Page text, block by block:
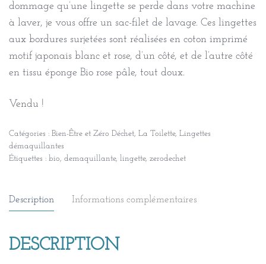
dommage qu’une lingette se perde dans votre machine
à laver, je vous offre un sac-filet de lavage. Ces lingettes
aux bordures surjetées sont réalisées en coton imprimé
motif japonais blanc et rose, d’un côté, et de l’autre côté
en tissu éponge Bio rose pâle, tout doux.
Vendu !
Catégories : Bien-Être et Zéro Déchet, La Toilette, Lingettes
démaquillantes
Étiquettes : bio, demaquillante, lingette, zerodechet
Description Informations complémentaires
DESCRIPTION